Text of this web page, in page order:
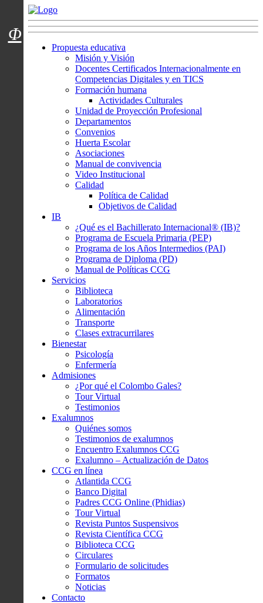
Menú usuarios
Propuesta educativa
Misión y Visión
Docentes Certificados Internacionalmente en
Competencias Digitales y en TICS
Formación humana
Actividades Culturales
Unidad de Proyección Profesional
Departamentos
Convenios
Huerta Escolar
Asociaciones
Manual de convivencia
Video Institucional
Calidad
Política de Calidad
Objetivos de Calidad
IB
¿Qué es el Bachillerato Internacional® (IB)?
Programa de Escuela Primaria (PEP)
Programa de los Años Intermedios (PAI)
Programa de Diploma (PD)
Manual de Políticas CCG
Servicios
Biblioteca
Laboratorios
Alimentación
Transporte
Clases extracurrilares
Bienestar
Psicología
Enfermería
Admisiones
¿Por qué el Colombo Gales?
Tour Virtual
Testimonios
Exalumnos
Quiénes somos
Testimonios de exalumnos
Encuentro Exalumnos CCG
Exalumno – Actualización de Datos
CCG en línea
Atlantida CCG
Banco Digital
Padres CCG Online (Phidias)
Tour Virtual
Revista Puntos Suspensivos
Revista Científica CCG
Biblioteca CCG
Circulares
Formulario de solicitudes
Formatos
Noticias
Contacto
Φ